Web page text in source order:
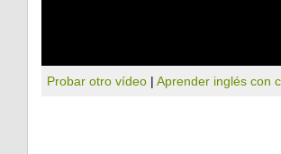
Probar otro vídeo | Aprender inglés con